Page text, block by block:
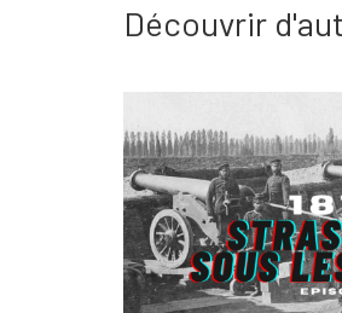
Découvrir